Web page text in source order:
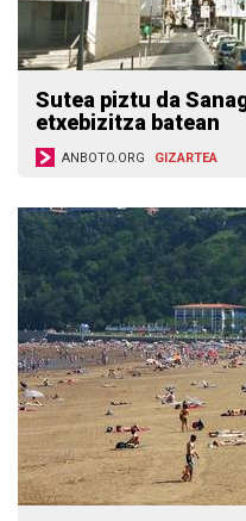
Sutea piztu da
etxebizitza batean
ANBOTO.ORG GIZARTEA